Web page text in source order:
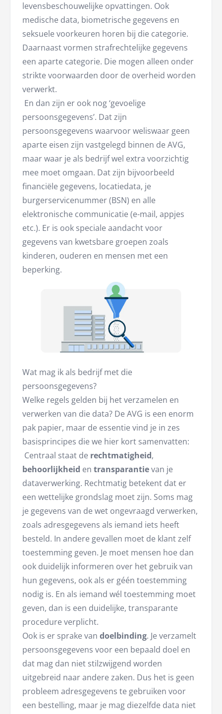
levensbeschouwelijke opvattingen. Ook
medische data, biometrische gegevens en
seksuele voorkeuren horen bij die categorie.
Daarnaast vormen strafrechtelijke gegevens
een aparte categorie. Die mogen alleen onder
strikte voorwaarden door de overheid worden
verwerkt.
En dan zijn er ook nog ‘gevoelige
persoonsgegevens’. Dat zijn
persoonsgegevens waarvoor weliswaar geen
aparte eisen zijn vastgelegd binnen de AVG,
maar waar je als bedrijf wel extra voorzichtig
mee moet omgaan. Dat zijn bijvoorbeeld
financiële gegevens, locatiedata, je
burgerservicenummer (BSN) en alle
elektronische communicatie (e-mail, appjes
etc.). Er is ook speciale aandacht voor
gegevens van kwetsbare groepen zoals
kinderen, ouderen en mensen met een
beperking.
Wat mag ik als bedrijf met die
persoonsgegevens?
Welke regels gelden bij het verzamelen en
verwerken van die data? De AVG is een enorm
pak papier, maar de essentie vind je in zes
basisprincipes die we hier kort samenvatten:
Centraal staat de rechtmatigheid,
behoorlijkheid en transparantievan je
dataverwerking. Rechtmatig betekent dat er
een wettelijke grondslag moet zijn. Soms mag
je gegevens van de wet ongevraagd verwerken,
zoals adresgegevens als iemand iets heeft
besteld. In andere gevallen moet de klant zelf
toestemming geven. Je moet mensen hoe dan
ook duidelijk informeren over het gebruik van
hun gegevens, ook als er géén toestemming
nodig is. En als iemand wél toestemming moet
geven, dan is een duidelijke, transparante
procedure verplicht.
Ook is er sprake van doelbinding. Je verzamelt
persoonsgegevens voor een bepaald doel en
dat mag dan niet stilzwijgend worden
uitgebreid naar andere zaken. Dus het is geen
probleem adresgegevens te gebruiken voor
een bestelling, maar je mag diezelfde data niet